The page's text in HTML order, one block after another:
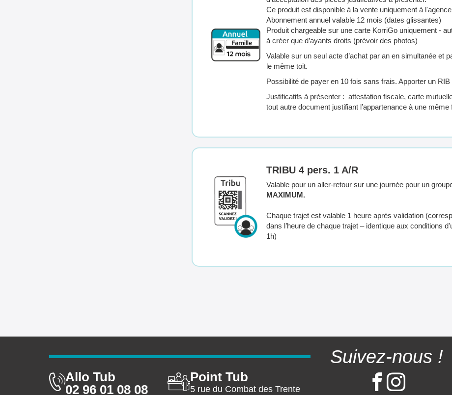
Ce produit est disponible à la vente uniquement à
Abonnement annuel valable 12 mois (dates glissantes)
Produit chargeable sur une carte KorriGo uniquement -
à créer que d’ayants droits (prévoir des photos)
Valable sur un seul acte d’achat par an en simultanée et
le même toit.
Possibilité de payer en 10 fois sans frais. Apporter un
Justificatifs à présenter : attestation fiscale, carte
tout autre document justifiant l’appartenance à une même
TRIBU 4 pers. 1 A/R
Valable pour un aller-retour sur une journée pour un
MAXIMUM.
Chaque trajet est valable 1 heure après validation
dans l’heure de chaque trajet – identique aux conditions
1h)
Suivez-nous !
Allo Tub
02 96 01 08 08
Point Tub
5 rue du Combat des Trente